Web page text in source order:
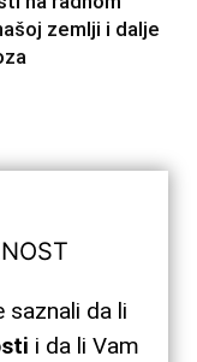
zemlji i dalje
saznali da li
i da li Vam